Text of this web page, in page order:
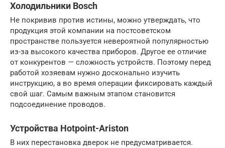
Холодильники Bosch
Не покривив против истины, можно утверждать, что
продукция этой компании на постсоветском
пространстве пользуется невероятной популярностью
из-за высокого качества приборов. Другое ее отличие
от конкурентов — сложность устройств. Поэтому перед
работой хозяевам нужно досконально изучить
инструкцию, а во время операции фиксировать каждый
свой шаг. Самым важным этапом становится
подсоединение проводов.
Устройства Hotpoint-Ariston
В них перестановка дверок не предусматривается.